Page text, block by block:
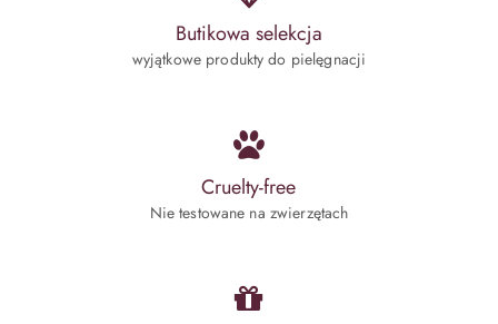
Butikowa selekcja
wyjątkowe produkty do pielęgnacji
Cruelty-free
Nie testowane na zwierzętach